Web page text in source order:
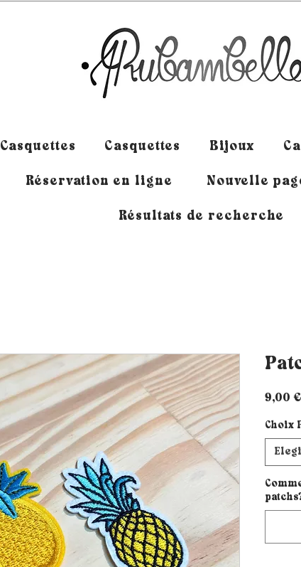
Casquettes Casquettes Bijoux
Réservation en ligne Nouvelle
Résultats de recherche
9,00 €
Choix